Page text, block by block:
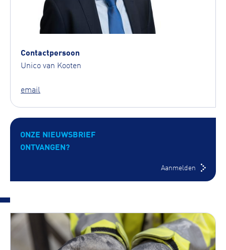
Contactpersoon
Unico van Kooten
email
ONZE NIEUWSBRIEF
ONTVANGEN?
Aanmelden